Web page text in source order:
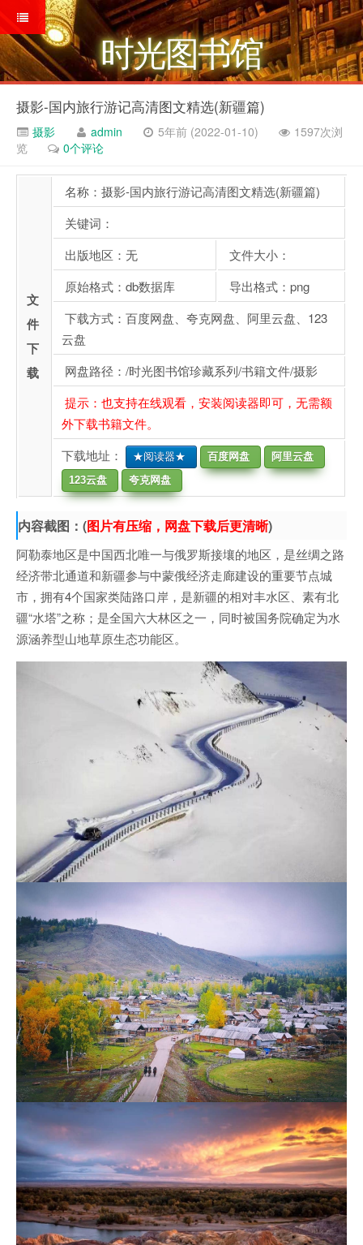
时光图书馆
摄影-国内旅行游记高清图文精选(新疆篇)
摄影 admin 5年前 (2022-01-10)
1597次浏
览
0个评论
文
件
下
载
名称：摄影-国内旅行游记高清图文精选(新疆篇)
关键词：
出版地区：无
文件大小：
原始格式：db数据库
导出格式：png
下载方式：百度网盘、夸克网盘、阿里云盘、123
云盘
网盘路径：/时光图书馆珍藏系列/书籍文件/摄影
提示：也支持在线观看，安装阅读器即可，无需额
外下载书籍文件。
下载地址：
★阅读器★ 百度网盘
阿里云盘
123云盘
夸克网盘
内容截图：(图片有压缩，网盘下载后更清晰)
阿勒泰地区是中国西北唯一与俄罗斯接壤的地区，是丝绸之路
经济带北通道和新疆参与中蒙俄经济走廊建设的重要节点城
市，拥有4个国家类陆路口岸，是新疆的相对丰水区、素有北
疆“水塔”之称；是全国六大林区之一，同时被国务院确定为水
源涵养型山地草原生态功能区。